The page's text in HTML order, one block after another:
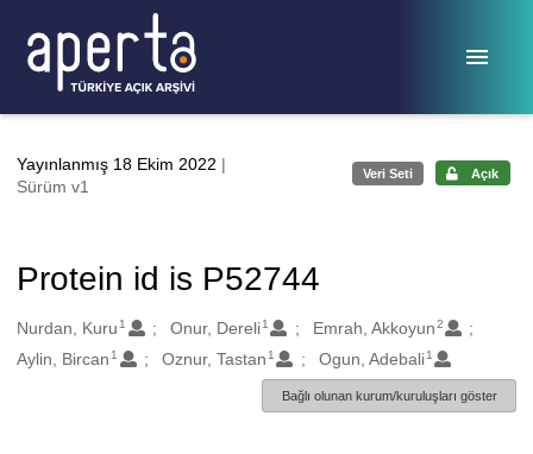
Yayınlanmış 18 Ekim 2022 |
Sürüm v1
Veri Seti Açık
Protein id is P52744
Oluşturanlar
Nurdan, Kuru 1 Onur, Dereli 1 Emrah, Akkoyun2
Aylin, Bircan 1 Oznur, Tastan 1 Ogun, Adebali 1
Bağlı olunan kurum/kuruluşları göster